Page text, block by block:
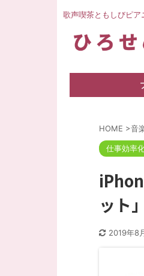
歌声喫茶ともしびピア
HOME >音
仕事効率
ット
2019年8